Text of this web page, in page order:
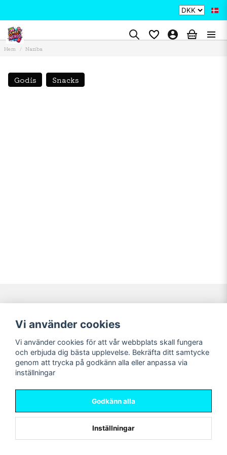
Hem Naziba
Godis Snacks
Navigering
Nyheter!
Förbeställning
Mitt konto
Logga in
Registrera dig
Glömt lösenord?
Sociala medier
Vi använder cookies
Vi använder cookies för att vår webbplats skall fungera
och erbjuda dig bästa upplevelse. Bekräfta ditt samtycke
genom att trycka på godkänn alla eller anpassa via
inställningar
Godkänn alla
Inställningar